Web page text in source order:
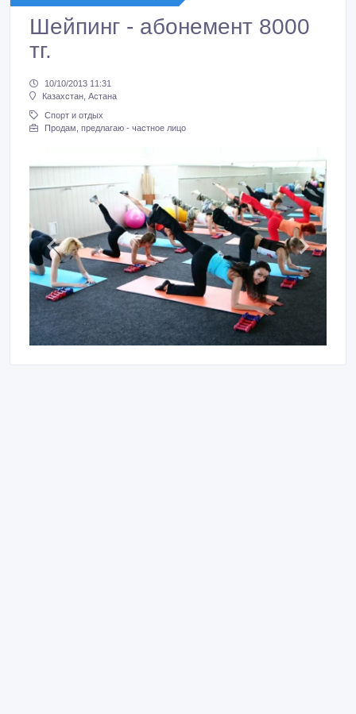
Шейпинг - абонемент 8000
тг.
10/10/2013 11:31
Казахстан, Астана
Спорт и отдых
Продам, предлагаю - частное лицо